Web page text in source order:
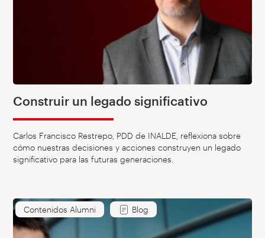
Construir un legado significativo
Carlos Francisco Restrepo, PDD de INALDE, reflexiona sobre
cómo nuestras decisiones y acciones construyen un legado
significativo para las futuras generaciones.
Contenidos Alumni Blog